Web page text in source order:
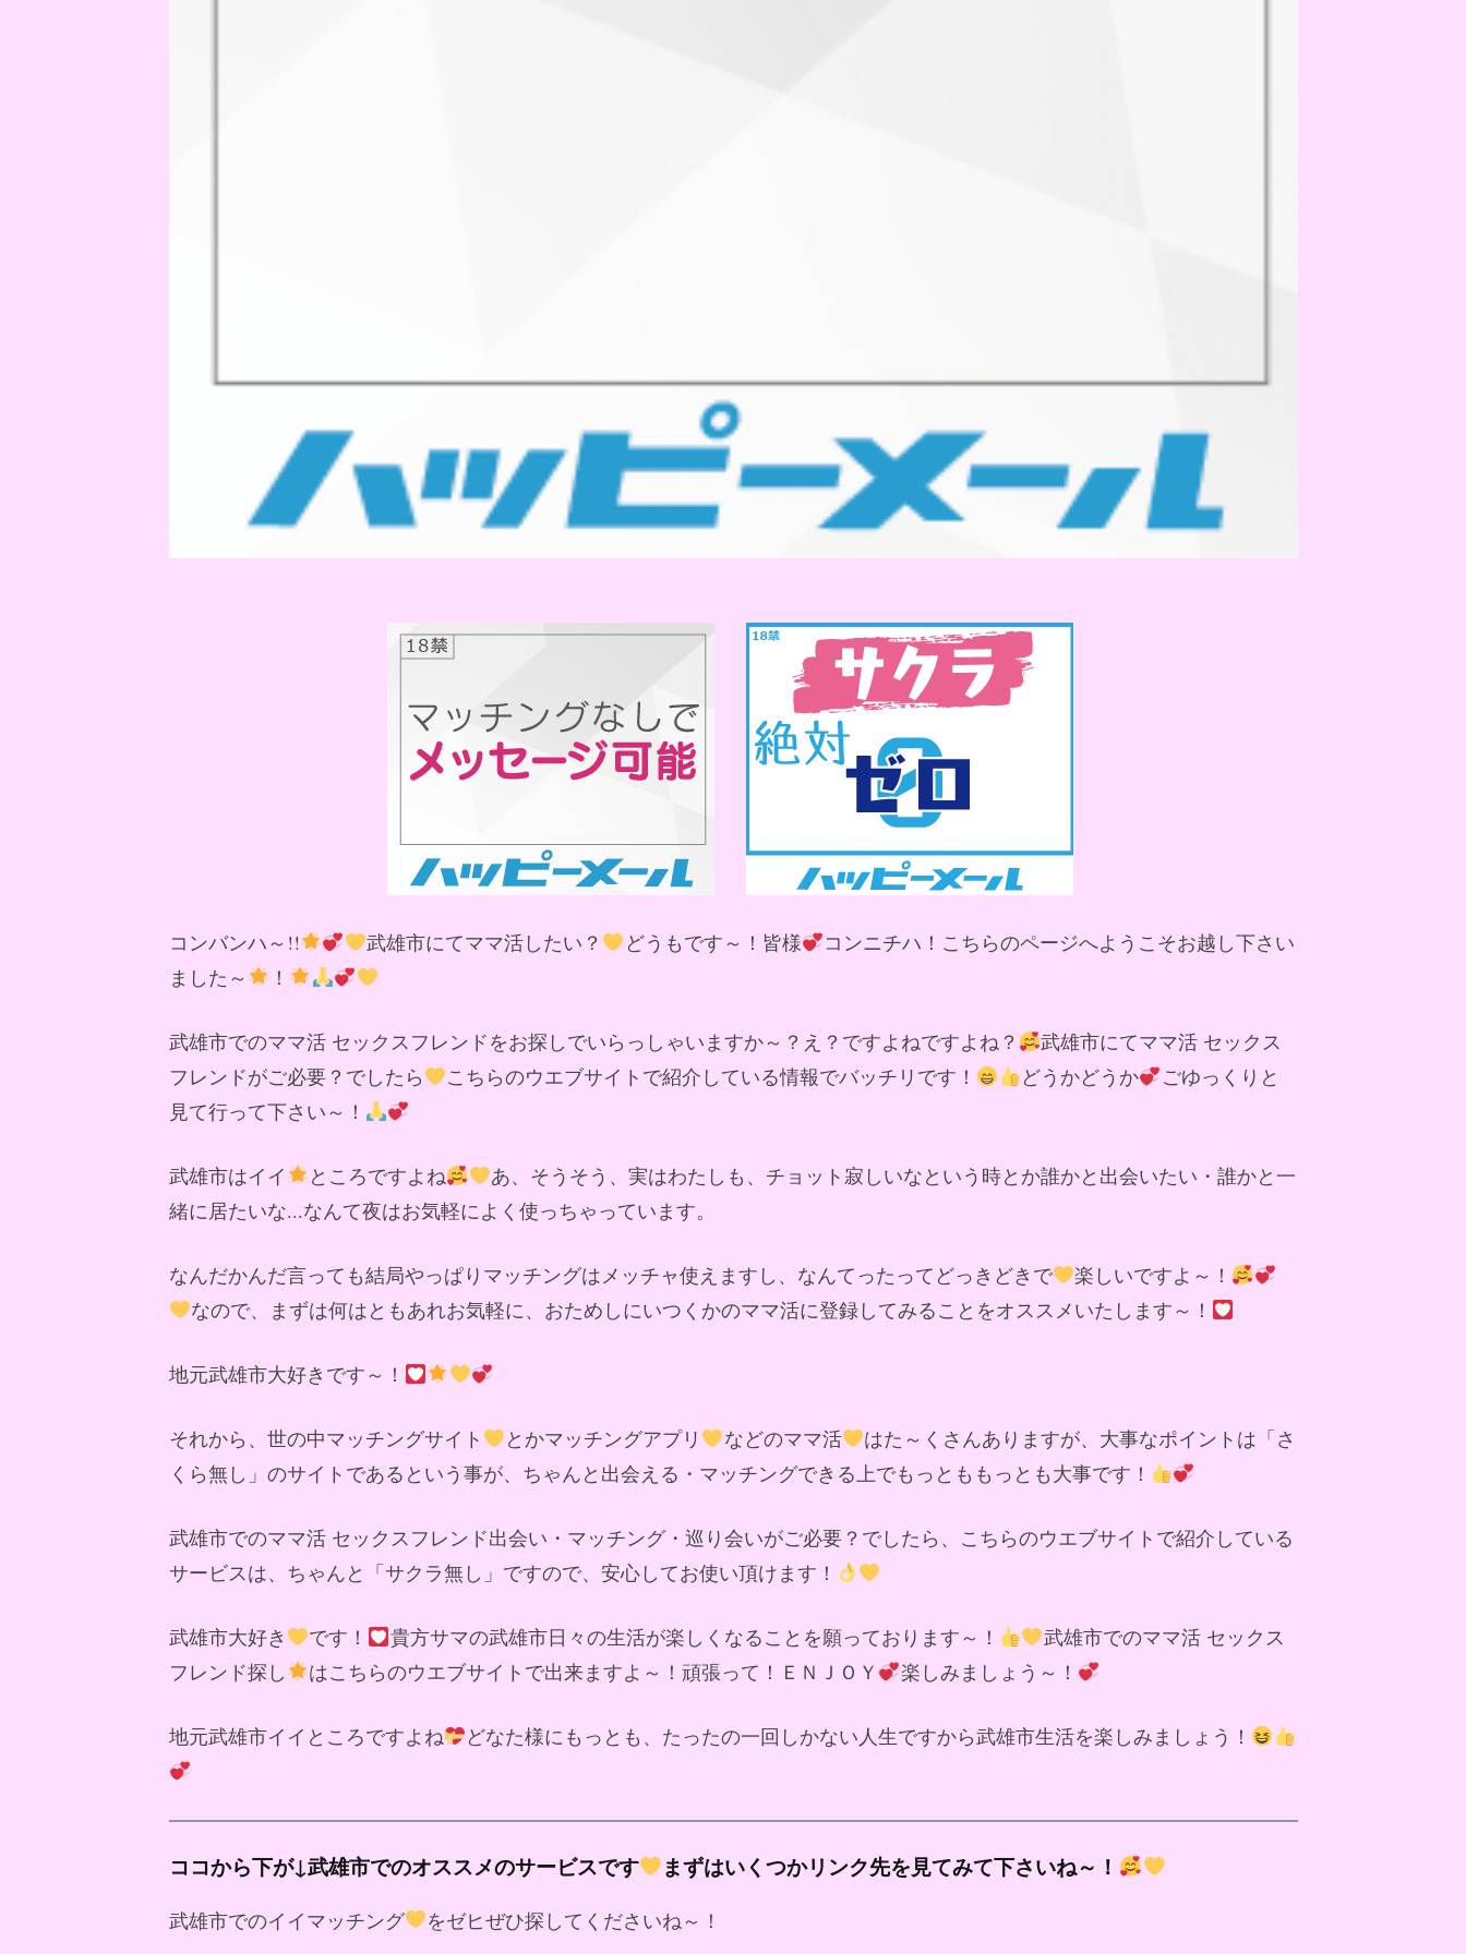
コンバンハ～!! 武雄市にてママ活したい？ どうもです～！皆様
コンニチハ！こちらのページへようこそお越し下さい
ました～
！
武雄市でのママ活 セックスフレンドをお探しでいらっしゃいますか～？え？ですよねですよね？
武雄市にてママ活 セックス
フレンドがご必要？でしたら
こちらのウエブサイトで紹介している情報でバッチリです！ どうかどうか
ごゆっくりと
見て行って下さい～！
武雄市はイイ ところですよね
あ、そうそう、実はわたしも、チョット寂しいなという時とか誰かと出会いたい・誰かと一
緒に居たいな...なんて夜はお気軽によく使っちゃっています。
なんだかんだ言っても結局やっぱりマッチングはメッチャ使えますし、なんてったってどっきどきで
楽しいですよ～！
なので、まずは何はともあれお気軽に、おためしにいつくかのママ活に登録してみることをオススメいたします～！
地元武雄市大好きです～！
それから、世の中マッチングサイト とかマッチングアプリ などのママ活
はた～くさんありますが、大事なポイントは「さ
くら無し」のサイトであるという事が、ちゃんと出会える・マッチングできる上でもっとももっとも大事です！
武雄市でのママ活 セックスフレンド出会い・マッチング・巡り会いがご必要？でしたら、こちらのウエブサイトで紹介している
サービスは、ちゃんと「サクラ無し」ですので、安心してお使い頂けます！
武雄市大好き です！ 貴方サマの武雄市日々の生活が楽しくなることを願っております～！
武雄市でのママ活 セックス
フレンド探し
はこちらのウエブサイトで出来ますよ～！頑張って！ＥＮＪＯＹ 楽しみましょう～！
地元武雄市イイところですよね どなた様にもっとも、たったの一回しかない人生ですから武雄市生活を楽しみましょう！
ココから下が↓武雄市でのオススメのサービスです まずはいくつかリンク先を見てみて下さいね～！
武雄市でのイイマッチング をゼヒぜひ探してくださいね～！